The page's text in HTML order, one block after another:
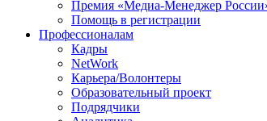
Премия «Медиа-Менеджер
Помощь в регистрации
Профессионалам
Кадры
NetWork
Карьера/Волонтеры
Образовательный проект
Подрядчики